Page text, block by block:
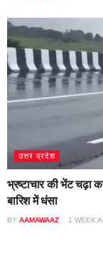
उत्तर प्रदेश
भ्रष्टाचार की भेंट
बारिश में धंसा
BY AAMAWAAZ 1 WEEK